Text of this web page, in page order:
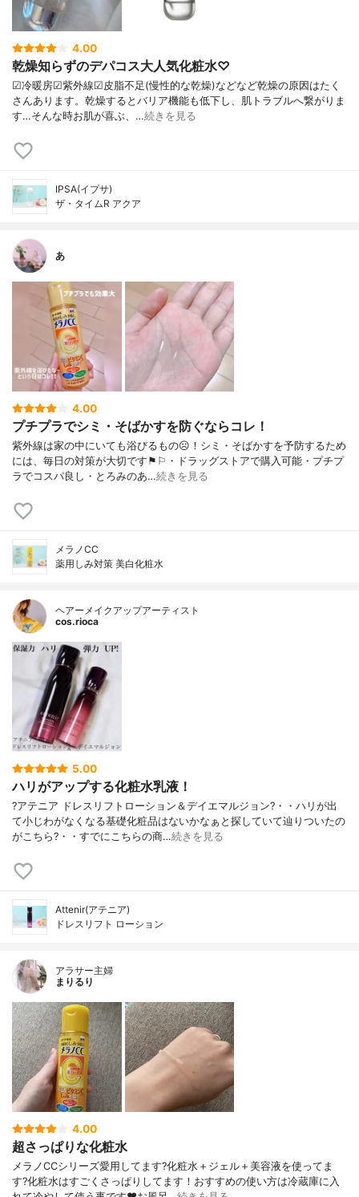
4.00
乾燥知らずのデパコス大人気化粧水♡
☑︎冷暖房☑︎紫外線☑︎皮脂不足(慢性的な乾燥)などなど乾燥の原因はたく
さんあります。乾燥するとバリア機能も低下し、肌トラブルへ繋がりま
す…そんな時お肌が喜ぶ、…続きを見る
IPSA(イプサ)
ザ・タイムR アクア
あ
4.00
プチプラでシミ・そばかすを防ぐならコレ！
紫外線は家の中にいても浴びるもの☹︎！シミ・そばかすを予防するため
には、毎日の対策が大切です⚑︎⚐︎・ドラッグストアで購入可能・プチプ
ラでコスパ良し・とろみのあ…続きを見る
メラノCC
薬用しみ対策 美白化粧水
ヘアーメイクアップアーティスト
cos.rioca
5.00
ハリがアップする化粧水乳液！
?アテニア ドレスリフトローション＆デイエマルジョン?・・ハリが出
て小じわがなくなる基礎化粧品はないかなぁと探していて辿りついたの
がこちら?・・すでにこちらの商…続きを見る
Attenir(アテニア)
ドレスリフト ローション
アラサー主婦
まりるり
4.00
超さっぱりな化粧水
メラノCCシリーズ愛用してます?化粧水＋ジェル＋美容液を使ってま
す?化粧水はすごくさっぱりしてます！おすすめの使い方は冷蔵庫に入